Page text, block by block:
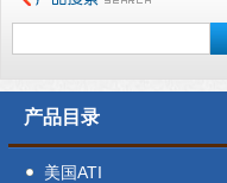
产品目录
美国ATI